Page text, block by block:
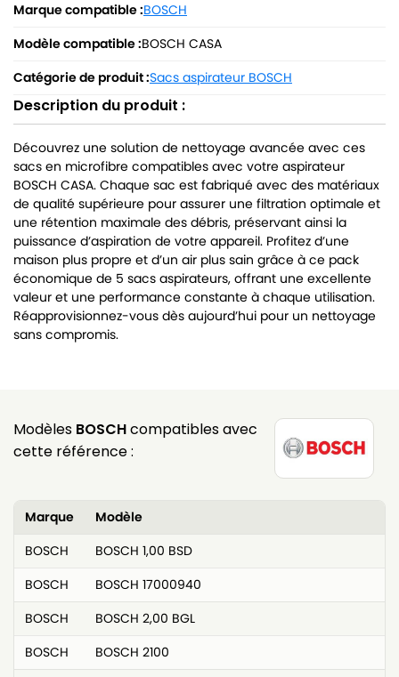
Marque compatible :BOSCH
Modèle compatible :BOSCH CASA
Catégorie de produit :Sacs aspirateur BOSCH
Description du produit :
Découvrez une solution de nettoyage avancée avec ces
sacs en microfibre compatibles avec votre aspirateur
BOSCH CASA. Chaque sac est fabriqué avec des matériaux
de qualité supérieure pour assurer une filtration optimale et
une rétention maximale des débris, préservant ainsi la
puissance d’aspiration de votre appareil. Profitez d’une
maison plus propre et d’un air plus sain grâce à ce pack
économique de 5 sacs aspirateurs, offrant une excellente
valeur et une performance constante à chaque utilisation.
Réapprovisionnez-vous dès aujourd’hui pour un nettoyage
sans compromis.
Modèles BOSCHcompatibles avec
cette référence :
Marque
Modèle
BOSCH
BOSCH 1,00 BSD
BOSCH
BOSCH 17000940
BOSCH
BOSCH 2,00 BGL
BOSCH
BOSCH 2100